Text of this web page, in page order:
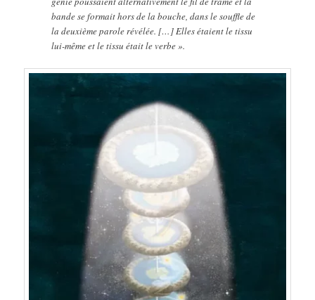
bande se formait hors de la bouche, dans le souffle de
la deuxième parole révélée. […] Elles étaient le tissu
lui-même et le tissu était le verbe ».